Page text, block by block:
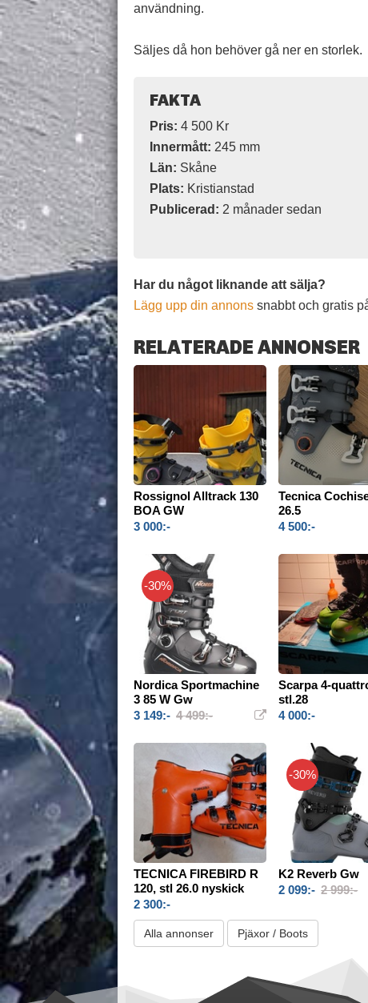
användning.
Säljes då hon behöver gå ner en storlek.
FAKTA
Pris: 4 500 Kr
Innermått: 245 mm
Län: Skåne
Plats: Kristianstad
Publicerad: 2 månader sedan
Har du något liknande att sälja?
Lägg upp din annons snabbt och gratis
RELATERADE ANNONSER
Rossignol Alltrack 130
BOA GW
3 000:-
Tecnica
26.5
4 500:-
-30%
Nordica Sportmachine
3 85 W Gw
3 149:- 4 499:-
Scarpa 4-
stl.28
4 000:-
TECNICA FIREBIRD R
120, stl 26.0 nyskick
2 300:-
-30%
K2 Reverb Gw
2 099:- 2 999:-
Alla annonser Pjäxor / Boots